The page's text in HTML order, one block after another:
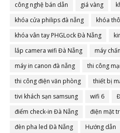
công nghệ bán dẫn
giá vàng
khóa cửa philips đà nẵng
khóa
khóa vân tay PHGLock Đà Nẵng
lắp camera wifi Đà Nẵng
máy
máy in canon đà nẵng
thi công
thi công điện văn phòng
thiết bị
tivi khách sạn samsung
wifi 6
điểm check-in Đà Nẵng
điện mặt
đèn pha led Đà Nẵng
Hướng dẫn